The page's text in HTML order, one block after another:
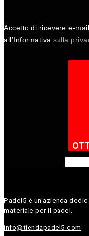
Accetto di ricevere e-
all'Informativa sulla
Padel5 è un'azienda
materiale per il padel.
info@tiendapadel5.com